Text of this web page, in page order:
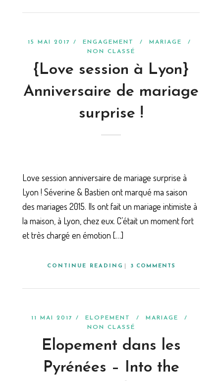
15 MAI 2017 / ENGAGEMENT / MARIAGE
/
NON CLASSÉ
{Love session à Lyon}
Anniversaire de mariage
surprise !
Love session anniversaire de mariage surprise à
Lyon ! Séverine & Bastien ont marqué ma saison
des mariages 2015. Ils ont fait un mariage intimiste à
la maison, à Lyon, chez eux. C’était un moment fort
et très chargé en émotion […]
CONTINUE READING 3 COMMENTS
11 MAI 2017 / ELOPEMENT / MARIAGE
/
NON CLASSÉ
Elopement dans les
Pyrénées – Into the